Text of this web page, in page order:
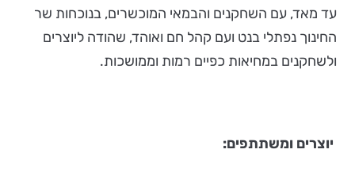
עד מאד, עם השחקנים והבמאי המוכשרים, בנוכחות שר
החינוך נפתלי בנט ועם קהל חם ואוהד, שהודה ליוצרים
ולשחקנים במחיאות כפיים רמות וממושכות.
יוצרים ומשתתפים: